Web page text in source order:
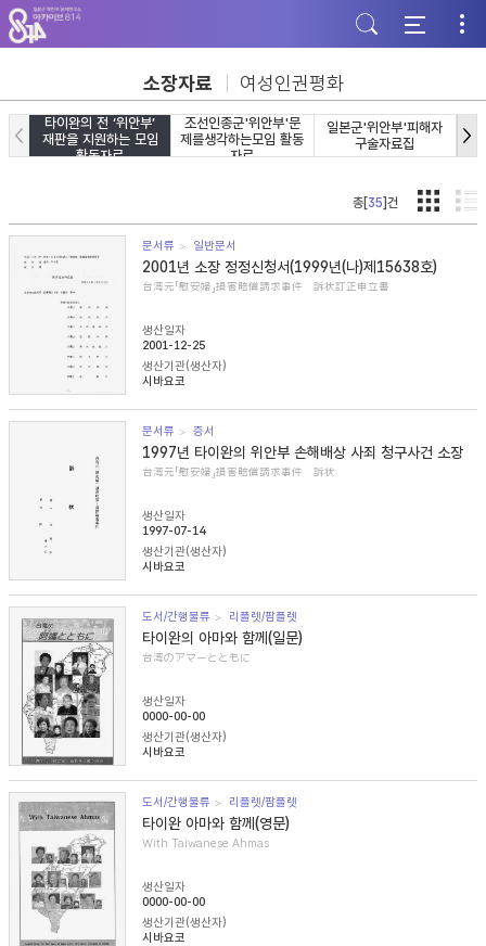
주
메
뉴
가
기
본
문
바
기
하
단
바
기
소장자료 여성인권평화
타이완의 전 ‘위안부’
재판을 지원하는 모임
활동자료
조선인종군'위안부'문
제를생각하는모임 활동
자료
일본군'위안부'피해자
구술자료집
일
총[35]건
문서류 일반문서
2001년 소장 정정신청서(1999년(나)제15638호)
台湾元「慰安婦」損害賠償請求事件 訴状訂正申立書
생산일자
2001-12-25
생산기관(생산자)
시바요코
문서류 증서
1997년 타이완의 위안부 손해배상 사죄 청구사건 소장
台湾元「慰安婦」損害賠償請求事件 訴状
생산일자
1997-07-14
생산기관(생산자)
시바요코
도서/간행물류 리플렛/팜플렛
타이완의 아마와 함께(일문)
台湾のアマーとともに
생산일자
0000-00-00
생산기관(생산자)
시바요코
도서/간행물류 리플렛/팜플렛
타이완 아마와 함께(영문)
With Taiwanese Ahmas
생산일자
0000-00-00
생산기관(생산자)
시바요코